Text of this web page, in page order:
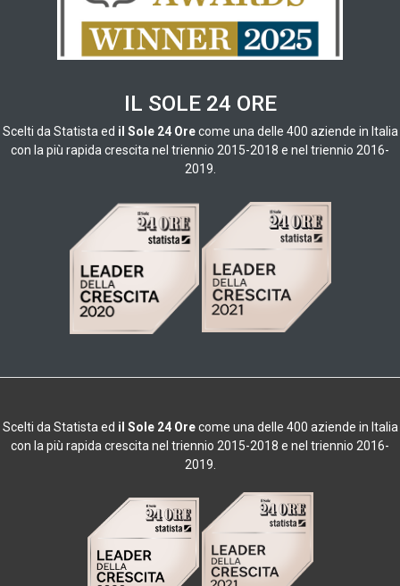
IL SOLE 24 ORE
Scelti daStatista ed il Sole 24 Orecome una delle 400 aziende in Italia
con la più rapida crescita nel triennio 2015-2018 e nel triennio 2016-
2019.
Scelti da Statista ed il Sole 24 Orecome una delle 400 aziende in Italia
con la più rapida crescita nel triennio 2015-2018 e nel triennio 2016-
2019.